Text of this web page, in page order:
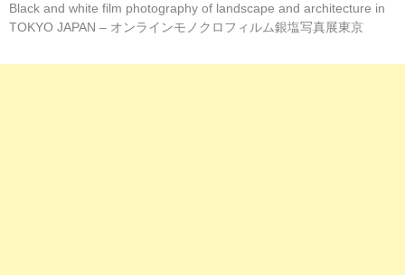
Black and white film photography of landscape and architecture in
TOKYO JAPAN – オンラインモノクロフィルム銀塩写真展東京